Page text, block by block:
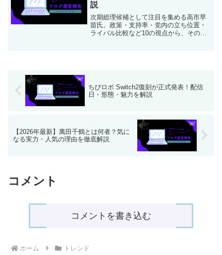
説
次期総理候補として注目を集める高市早
苗氏。政策・支持率・党内の立ち位置・
ライバル比較など10の視点から、その可
ちびロボ Switch2復刻が正式発表！配信
日・形態・魅力を解説
【2026年最新】萬田千鶴とは何者？気に
なる実力・人気の理由を徹底解説
コメント
コメントを書き込む
ホーム トレンド